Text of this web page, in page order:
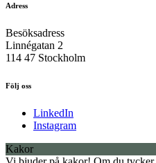
Adress
Besöksadress
Linnégatan 2
114 47 Stockholm
Följ oss
LinkedIn
Instagram
Kakor